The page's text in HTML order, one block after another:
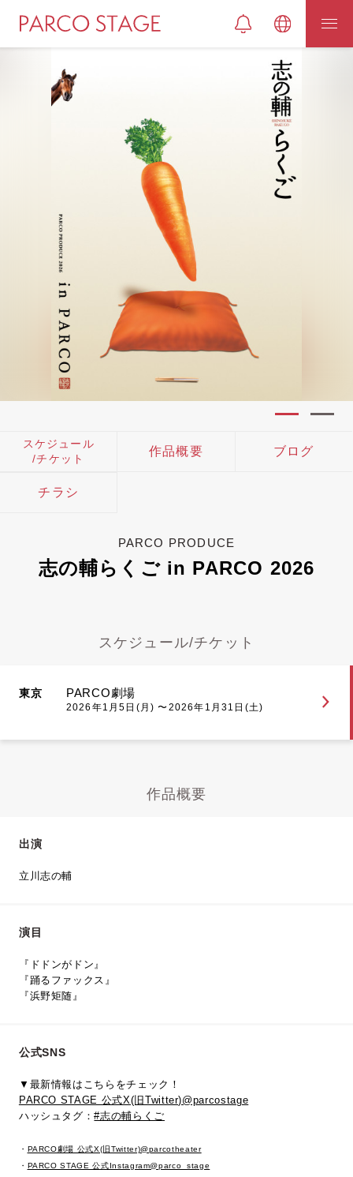
スケジュール
/チケット
作品概要 ブログ
チラシ
PARCO PRODUCE
志の輔らくご in PARCO 2026
スケジュール/チケット
東京 PARCO劇場
2026年1月5日(月) 〜2026年1月31日(土)
作品概要
出演
立川志の輔
演目
『ドドンがドン』
『踊るファックス』
『浜野矩随』
公式SNS
▼最新情報はこちらをチェック！
PARCO STAGE 公式X(旧Twitter)@parcostage
ハッシュタグ：#志の輔らくご
・ PARCO劇場 公式X(旧Twitter)@parcotheater
・ PARCO STAGE 公式Instagram@parco_stage